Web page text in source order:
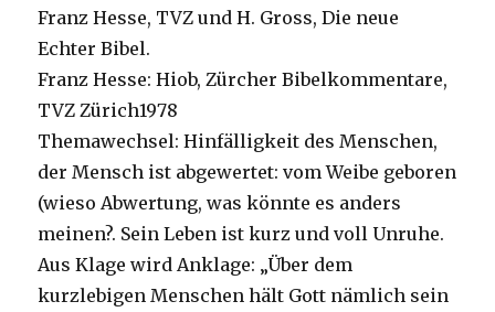
Franz Hesse, TVZ und H. Gross, Die neue
Echter Bibel.
Franz Hesse: Hiob, Zürcher Bibelkommentare,
TVZ Zürich1978
Themawechsel: Hinfälligkeit des Menschen,
der Mensch ist abgewertet: vom Weibe geboren
(wieso Abwertung, was könnte es anders
meinen?. Sein Leben ist kurz und voll Unruhe.
Aus Klage wird Anklage: „Über dem
kurzlebigen Menschen hält Gott nämlich sein